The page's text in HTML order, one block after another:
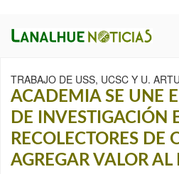
TRABAJO DE USS, UCSC Y U.
ACADEMIA SE UNE
DE INVESTIGACIÓN
RECOLECTORES DE
AGREGAR VALOR AL